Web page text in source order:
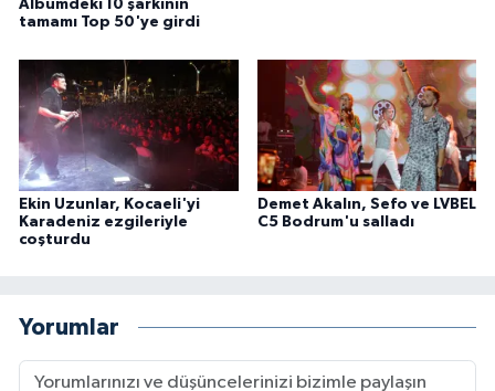
Albümdeki 10 şarkının
tamamı Top 50'ye girdi
Ekin Uzunlar, Kocaeli'yi
Karadeniz ezgileriyle
coşturdu
Demet Akalın, Sefo ve LVBEL
C5 Bodrum'u salladı
Yorumlar